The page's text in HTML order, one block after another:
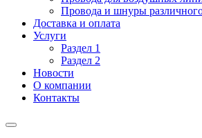
Провода и шнуры
Доставка и оплата
Услуги
Раздел 1
Раздел 2
Новости
О компании
Контакты